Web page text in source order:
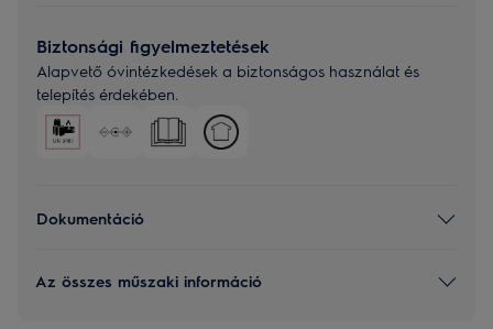
Biztonsági figyelmeztetések
Alapvető óvintézkedések a biztonságos használat és
telepítés érdekében.
Dokumentáció
Az összes műszaki információ